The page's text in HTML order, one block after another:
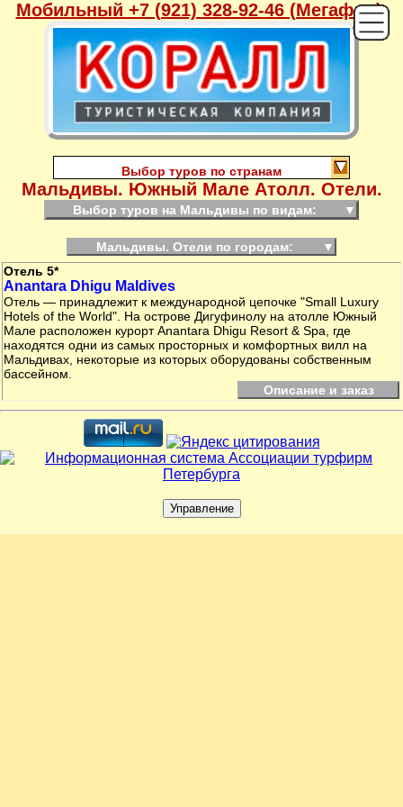
Мобильный +7 (921) 328-92-46 (Мегафон),
Выбор туров по странам
Мальдивы. Южный Мале Атолл. Отели.
Выбор туров на Мальдивы по видам: ▼
Мальдивы. Отели по городам:
▼
Отель 5*
Anantara Dhigu Maldives
Отель — принадлежит к международной цепочке "Small Luxury
Hotels of the World". На острове Дигуфинолу на атолле Южный
Мале расположен курорт Anantara Dhigu Resort & Spa, где
находятся одни из самых просторных и комфортных вилл на
Мальдивах, некоторые из которых оборудованы собственным
бассейном.
Описание и заказ